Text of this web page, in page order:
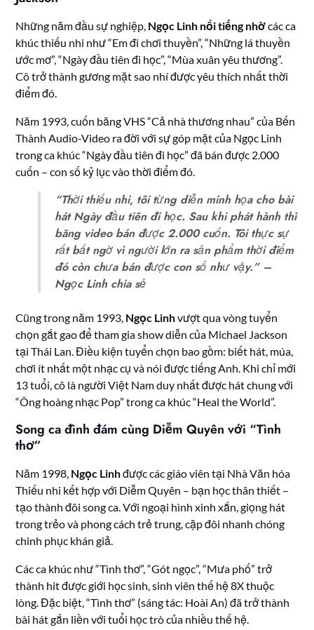
Những năm đầu sự nghiệp, Ngọc Linh nổi tiếng nhờcác ca
khúc thiếu nhi như “Em đi chơi thuyền”, “Những lá thuyền
ước mơ”, “Ngày đầu tiên đi học”, “Mùa xuân yêu thương”.
Cô trở thành gương mặt sao nhí được yêu thích nhất thời
điểm đó.
Năm 1993, cuốn băng VHS “Cả nhà thương nhau” của Bến
Thành Audio-Video ra đời với sự góp mặt của Ngọc Linh
trong ca khúc “Ngày đầu tiên đi học” đã bán được 2.000
cuốn – con số kỷ lục vào thời điểm đó.
“Thời thiếu nhi, tôi từng diễn minh họa cho bài
hát Ngày đầu tiên đi học. Sau khi phát hành thì
băng video bán được 2.000 cuốn. Tôi thực sự
rất bất ngờ vì người lớn ra sản phẩm thời điểm
đó còn chưa bán được con số như vậy.” –
Ngọc Linh chia sẻ
Cũng trong năm 1993, Ngọc Linhvượt qua vòng tuyển
chọn gắt gao để tham gia show diễn của Michael Jackson
tại Thái Lan. Điều kiện tuyển chọn bao gồm: biết hát, múa,
chơi ít nhất một nhạc cụ và nói được tiếng Anh. Khi chỉ mới
13 tuổi, cô là người Việt Nam duy nhất được hát chung với
“Ông hoàng nhạc Pop” trong ca khúc “Heal the World”.
Song ca đình đám cùng Diễm Quyên với “Tình
thơ”
Năm 1998, Ngọc Linhđược các giáo viên tại Nhà Văn hóa
Thiếu nhi kết hợp với Diễm Quyên – bạn học thân thiết –
tạo thành đôi song ca. Với ngoại hình xinh xắn, giọng hát
trong trẻo và phong cách trẻ trung, cặp đôi nhanh chóng
chinh phục khán giả.
Các ca khúc như “Tình thơ”, “Gót ngọc”, “Mưa phố” trở
thành hit được giới học sinh, sinh viên thế hệ 8X thuộc
lòng. Đặc biệt, “Tình thơ” (sáng tác: Hoài An) đã trở thành
bài hát gắn liền với tuổi học trò của nhiều thế hệ.